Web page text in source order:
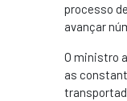
processo
avançar
O ministro
as